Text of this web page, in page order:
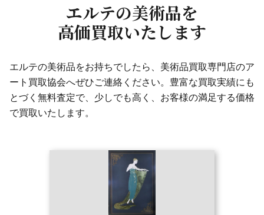
エルテの美術品を
高価買取いたします
エルテの美術品をお持ちでしたら、美術品買取専門店のア
ート買取協会へぜひご連絡ください。 豊富な買取実績にも
とづく無料査定で、少しでも高く、お客様の満足する価格
で買取いたします。